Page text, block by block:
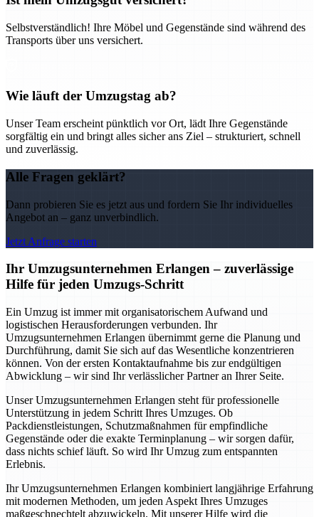
Selbstverständlich! Ihre Möbel und Gegenstände sind während des
Transports über uns versichert.
Wie läuft der Umzugstag ab?
Unser Team erscheint pünktlich vor Ort, lädt Ihre Gegenstände
sorgfältig ein und bringt alles sicher ans Ziel – strukturiert, schnell
und zuverlässig.
Alle Fragen geklärt?
Dann probieren Sie es jetzt aus und fordern Sie Ihr individuelles
Angebot an – ganz unverbindlich.
Jetzt Anfrage starten
Ihr Umzugsunternehmen Erlangen – zuverlässige
Hilfe für jeden Umzugs-Schritt
Ein Umzug ist immer mit organisatorischem Aufwand und
logistischen Herausforderungen verbunden. Ihr
Umzugsunternehmen Erlangen übernimmt gerne die Planung und
Durchführung, damit Sie sich auf das Wesentliche konzentrieren
können. Von der ersten Kontaktaufnahme bis zur endgültigen
Abwicklung – wir sind Ihr verlässlicher Partner an Ihrer Seite.
Unser Umzugsunternehmen Erlangen steht für professionelle
Unterstützung in jedem Schritt Ihres Umzuges. Ob
Packdienstleistungen, Schutzmaßnahmen für empfindliche
Gegenstände oder die exakte Terminplanung – wir sorgen dafür,
dass nichts schief läuft. So wird Ihr Umzug zum entspannten
Erlebnis.
Ihr Umzugsunternehmen Erlangen kombiniert langjährige Erfahrung
mit modernen Methoden, um jeden Aspekt Ihres Umzuges
maßgeschnechtelt abzuwickeln. Mit unserer Hilfe wird die